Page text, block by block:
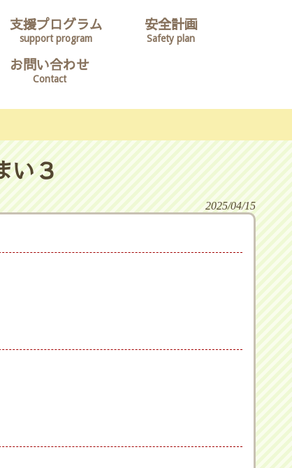
支援プログラム
support program
安全計画
Safety plan
お問い合わせ
Contact
い３
2025/04/15